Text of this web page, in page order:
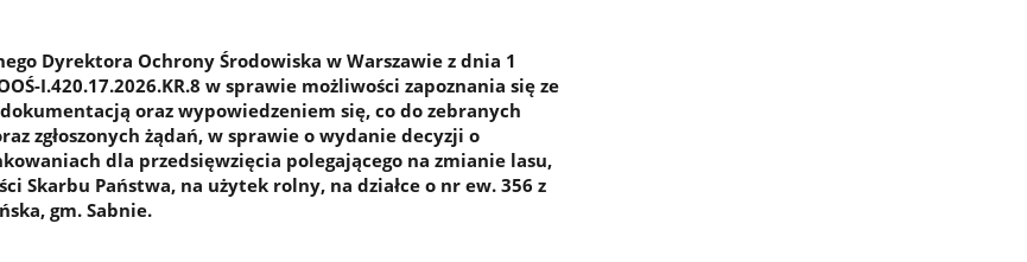
Dyrektora Ochrony Środowiska w Warszawie z dnia 1
I.420.17.2026.KR.8 w sprawie możliwości zapoznania się ze
oraz wypowiedzeniem się, co do zebranych
zgłoszonych żądań, w sprawie o wydanie decyzji o
dla przedsięwzięcia polegającego na zmianie lasu,
Skarbu Państwa, na użytek rolny, na działce o nr ew. 356 z
gm. Sabnie.